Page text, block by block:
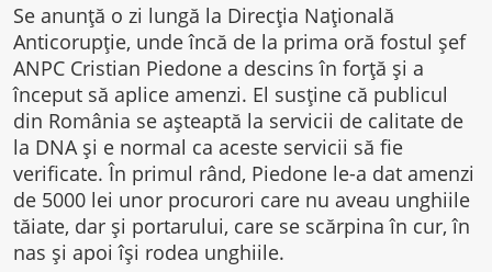
Se anunță o zi lungă la Direcția Națională
Anticorupție, unde încă de la prima oră fostul șef
ANPC Cristian Piedone a descins în forță și a
început să aplice amenzi. El susține că publicul
din România se așteaptă la servicii de calitate de
la DNA și e normal ca aceste servicii să fie
verificate. În primul rând, Piedone le-a dat amenzi
de 5000 lei unor procurori care nu aveau unghiile
tăiate, dar și portarului, care se scărpina în cur, în
nas și apoi își rodea unghiile.